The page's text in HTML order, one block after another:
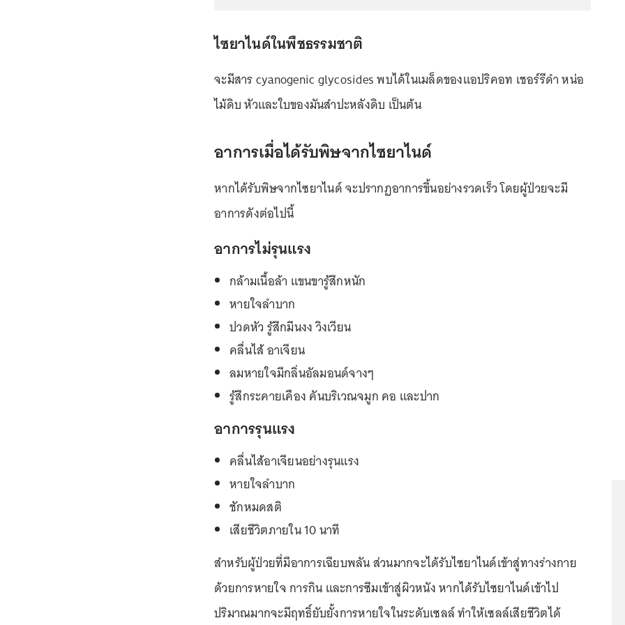
ไซยาไนด์ในพืชธรรมชาติ
จะมีสาร cyanogenic glycosides พบได้ในเมล็ดของแอปริคอท เชอร์รีดำ หน่อ
ไม้ดิบ หัวและใบของมันสำปะหลังดิบ เป็นต้น
อาการเมื่อได้รับพิษจากไซยาไนด์
หากได้รับพิษจากไซยาไนด์ จะปรากฏอาการขึ้นอย่างรวดเร็ว โดยผู้ป่วยจะมี
อาการดังต่อไปนี้
อาการไม่รุนแรง
กล้ามเนื้อล้า แขนขารู้สึกหนัก
หายใจลำบาก
ปวดหัว รู้สึกมึนงง วิงเวียน
คลื่นไส้ อาเจียน
ลมหายใจมีกลิ่นอัลมอนด์จางๆ
รู้สึกระคายเคือง คันบริเวณจมูก คอ และปาก
อาการรุนแรง
คลื่นไส้อาเจียนอย่างรุนแรง
หายใจลำบาก
ชักหมดสติ
เสียชีวิตภายใน 10 นาที
สำหรับผู้ป่วยที่มีอาการเฉียบพลัน ส่วนมากจะได้รับไซยาไนด์เข้าสู่ทางร่างกาย
ด้วยการหายใจ การกิน และการซึมเข้าสู่ผิวหนัง หากได้รับไซยาไนด์เข้าไป
ปริมาณมากจะมีฤทธิ์ยับยั้งการหายใจในระดับเซลล์ ทำให้เซลล์เสียชีวิตได้